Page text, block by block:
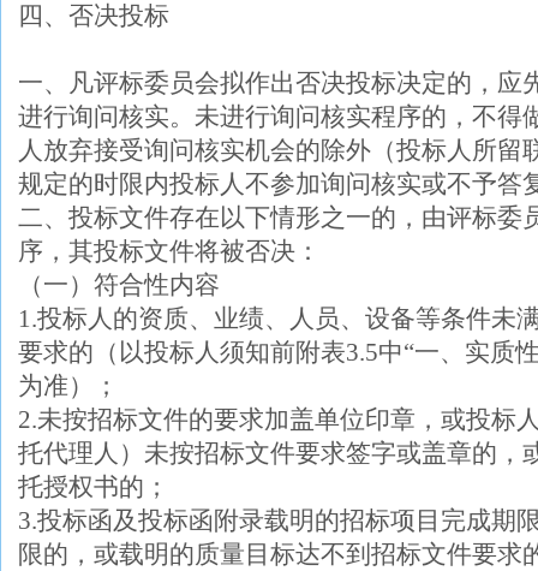
四、否决投标
一、凡评标委员会拟作出否决投标决定的，应
进行询问核实。未进行询问核实程序的，不得
人放弃接受询问核实机会的除外（投标人所留
规定的时限内投标人不参加询问核实或不予答
二、投标文件存在以下情形之一的，由评标委
序，其投标文件将被否决：
（一）符合性内容
1.投标人的资质、业绩、人员、设备等条件未
要求的（以投标人须知前附表3.5中“一、实质
为准）；
2.未按招标文件的要求加盖单位印章，或投标
托代理人）未按招标文件要求签字或盖章的，
托授权书的；
3.投标函及投标函附录载明的招标项目完成期
限的，或载明的质量目标达不到招标文件要求